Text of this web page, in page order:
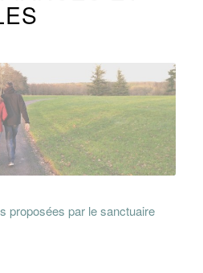
proposées par le sanctuaire